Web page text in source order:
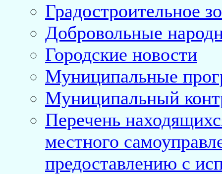
Градостроительное
Добровольные
Городские новости
Муниципальные
Муниципальный
Перечень
местного
предоставлению с